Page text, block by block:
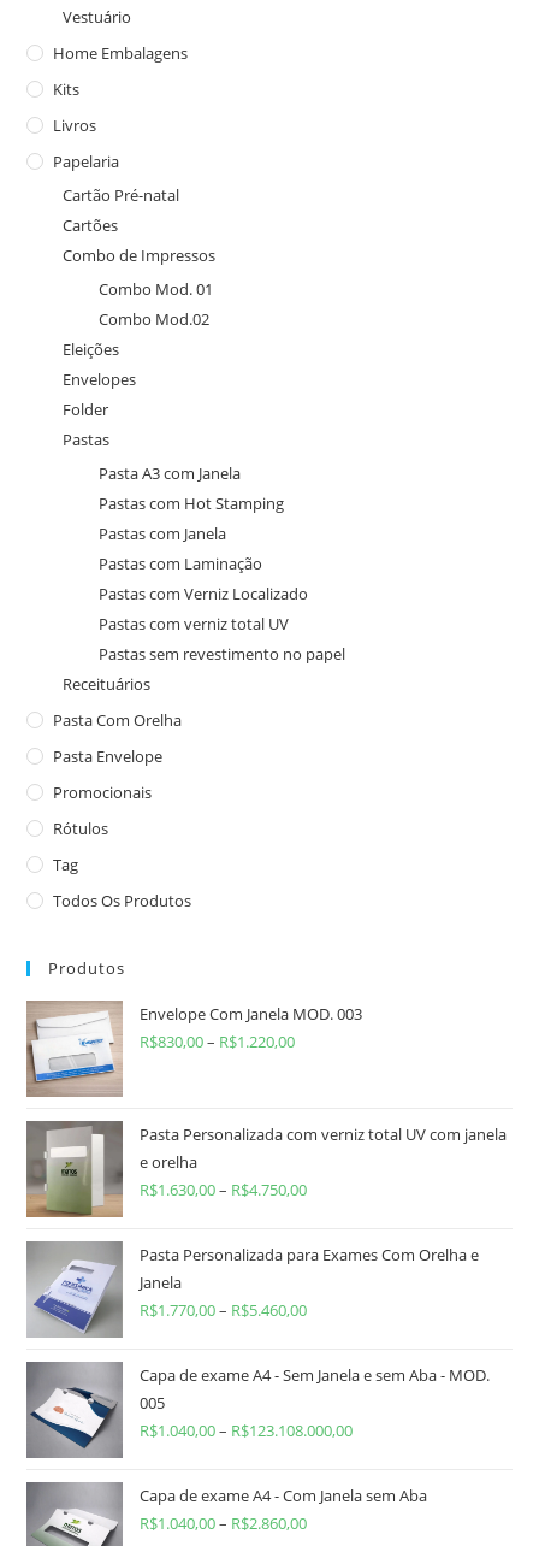
Vestuário
Home Embalagens
Kits
Livros
Papelaria
Cartão Pré-natal
Cartões
Combo de Impressos
Combo Mod. 01
Combo Mod.02
Eleições
Envelopes
Folder
Pastas
Pasta A3 com Janela
Pastas com Hot Stamping
Pastas com Janela
Pastas com Laminação
Pastas com Verniz Localizado
Pastas com verniz total UV
Pastas sem revestimento no papel
Receituários
Pasta Com Orelha
Pasta Envelope
Promocionais
Rótulos
Tag
Todos Os Produtos
Produtos
Envelope Com Janela MOD. 003
R$830,00– R$1.220,00
Pasta Personalizada com verniz total UV com janela
e orelha
R$1.630,00– R$4.750,00
Pasta Personalizada para Exames Com Orelha e
Janela
R$1.770,00– R$5.460,00
Capa de exame A4 - Sem Janela e sem Aba - MOD.
005
R$1.040,00– R$123.108.000,00
Capa de exame A4 - Com Janela sem Aba
R$1.040,00– R$2.860,00